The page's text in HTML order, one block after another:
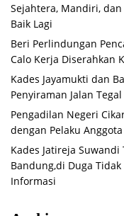
Sejahtera, Mandiri,
Baik Lagi
Beri Perlindungan
Calo Kerja Diserahkan
Kades Jayamukti dan
Penyiraman Jalan
Pengadilan Negeri
dengan Pelaku Anggota
Kades Jatireja
Bandung,di Duga
Informasi